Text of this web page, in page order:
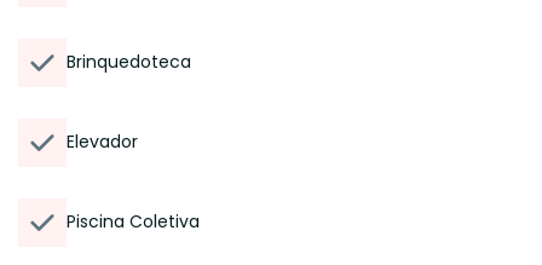
Brinquedoteca
Elevador
Piscina Coletiva